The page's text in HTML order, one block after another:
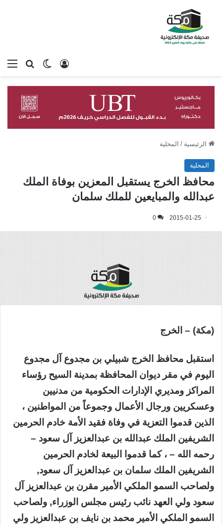
بحثالوضع
تسجيل الدخول
الرئيسية / المحلية
المحلية
محافظ الخرج يستقبل المعزين بوفاة الملك
عبدالله والمبايعين للملك سلمان
2015-01-25
0
(مكة) – الخرج
استقبل محافظ الخرج شبيلي بن مجدوع آل مجدوع
اليوم في مقر ديوان المحافظة بمدينة السيح رؤساء
المراكز ومديري الإدارات الحكومية من مدنيين
وعسكريين ورجال الأعمال وجموعاً من المواطنين ،
الذين قدموا التعزية في وفاة فقيد الأمة خادم الحرمين
الشريفين الملك عبدالله بن عبدالعزيز آل سعود –
رحمه الله – ، كما قدموا البيعة لخادم الحرمين
الشريفين الملك سلمان بن عبدالعزيز آل سعود,
ولصاحب السمو الملكي الأمير مقرن بن عبدالعزيز آل
سعود ولي العهد نائب رئيس مجلس الوزراء, ولصاحب
السمو الملكي الأمير محمد بن نايف بن عبدالعزيز ولي